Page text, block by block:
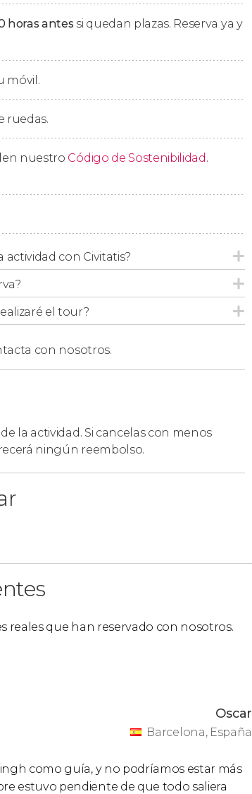
de vuelta a vuestro hotel.
horas antes si quedan plazas. Reserva ya y
móvil.
ruedas.
nuestro Código de Sostenibilidad .
actividad con Civitatis?
el tour?
con nosotros.
la actividad. Si cancelas con menos
ningún reembolso.
reales que han reservado con nosotros.
Oscar
Barcelona, España
como guía, y no podríamos estar más
estuvo pendiente de que todo saliera